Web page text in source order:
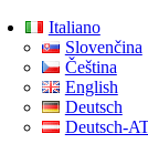
Italiano
Slovenčina
Čeština
English
Deutsch
Deutsch-